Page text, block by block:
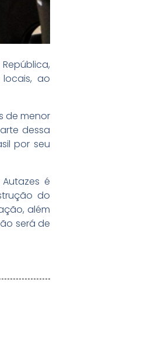
ao
de menor
dessa
por seu
é
do
além
será de